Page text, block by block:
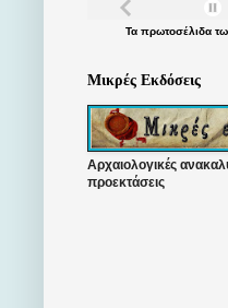
Τα πρωτοσέλιδα
Μικρές Εκδόσεις
Αρχαιολογικές
προεκτάσεις